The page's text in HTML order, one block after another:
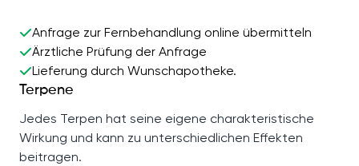
Anfrage zur Fernbehandlung online übermitteln
Ärztliche Prüfung der Anfrage
Lieferung durch Wunschapotheke.
Terpene
Jedes Terpen hat seine eigene charakteristische
Wirkung und kann zu unterschiedlichen Effekten
beitragen.